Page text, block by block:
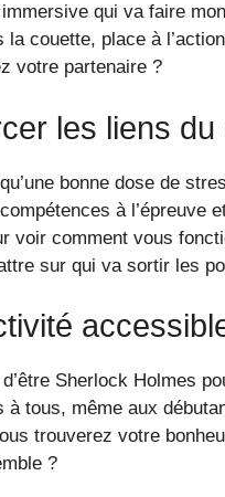
qui va faire
la couette, place à
votre partenaire ?
les liens du
bonne dose de
à l’épreuve
voir comment vous
sur qui va sortir les
d’être Sherlock Holmes
à tous, même aux
trouverez votre
?